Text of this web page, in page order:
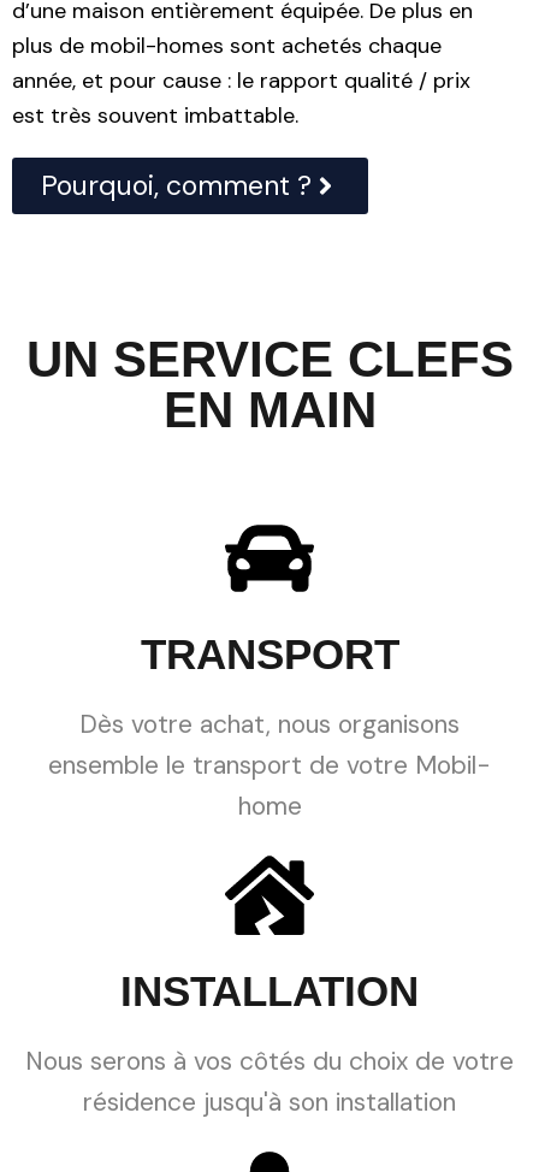
d’une maison entièrement équipée. De plus en
plus de mobil-homes sont achetés chaque
année, et pour cause : le rapport qualité / prix
est très souvent imbattable.
Pourquoi, comment ?
UN SERVICE CLEFS
EN MAIN
TRANSPORT
Dès votre achat, nous organisons
ensemble le transport de votre Mobil-
home
INSTALLATION
Nous serons à vos côtés du choix de votre
résidence jusqu'à son installation